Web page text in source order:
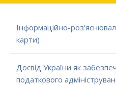
Інформаційно-
карти)
Досвід України як
податкового